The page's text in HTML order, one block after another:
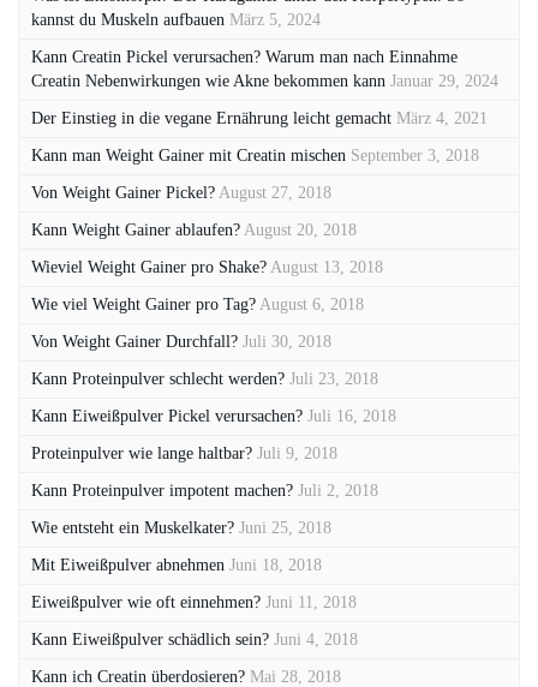
kannst du Muskeln aufbauen März 5, 2024
Kann Creatin Pickel verursachen? Warum man nach Einnahme
Creatin Nebenwirkungen wie Akne bekommen kann Januar 29, 2024
Der Einstieg in die vegane Ernährung leicht gemacht März 4, 2021
Kann man Weight Gainer mit Creatin mischen September 3, 2018
Von Weight Gainer Pickel? August 27, 2018
Kann Weight Gainer ablaufen? August 20, 2018
Wieviel Weight Gainer pro Shake? August 13, 2018
Wie viel Weight Gainer pro Tag? August 6, 2018
Von Weight Gainer Durchfall? Juli 30, 2018
Kann Proteinpulver schlecht werden? Juli 23, 2018
Kann Eiweißpulver Pickel verursachen? Juli 16, 2018
Proteinpulver wie lange haltbar? Juli 9, 2018
Kann Proteinpulver impotent machen? Juli 2, 2018
Wie entsteht ein Muskelkater? Juni 25, 2018
Mit Eiweißpulver abnehmen Juni 18, 2018
Eiweißpulver wie oft einnehmen? Juni 11, 2018
Kann Eiweißpulver schädlich sein? Juni 4, 2018
Kann ich Creatin überdosieren? Mai 28, 2018